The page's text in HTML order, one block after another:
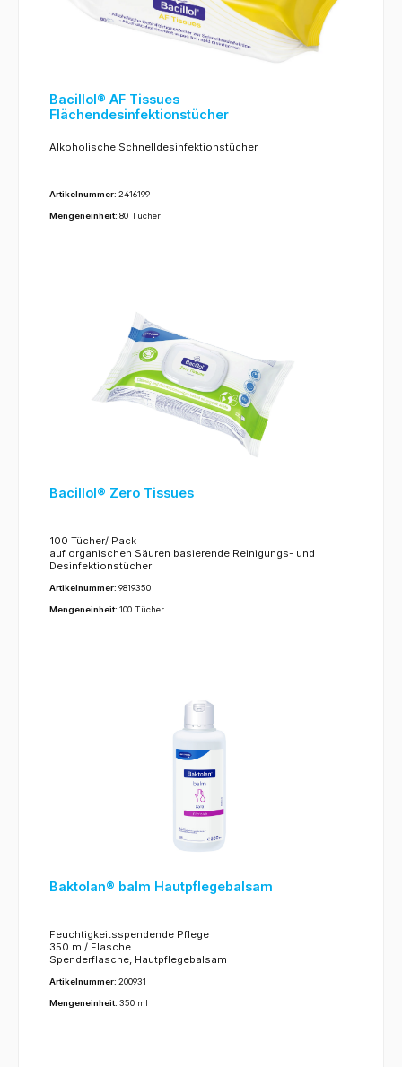
Bacillol® AF Tissues
Flächendesinfektionstücher
Alkoholische Schnelldesinfektionstücher
Artikelnummer: 2416199
Mengeneinheit: 80 Tücher
Bacillol® Zero Tissues
100 Tücher/ Pack
auf organischen Säuren basierende Reinigungs- und
Desinfektionstücher
Artikelnummer: 9819350
Mengeneinheit: 100 Tücher
Baktolan® balm Hautpflegebalsam
Feuchtigkeitsspendende Pflege
350 ml/ Flasche
Spenderflasche, Hautpflegebalsam
Artikelnummer: 200931
Mengeneinheit: 350 ml